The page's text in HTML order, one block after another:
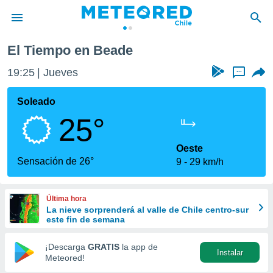
de
por
que se
calidad.
a este
las
y
forma
digital
basada
El Tiempo en Beade
19:25 Jueves ...
Soleado
25°
Sensación de 26°
Oeste
9
29 km/h
Última hora
La nieve sorprenderá al valle de Chile centro-sur
este fin de semana
¡Descarga GRATIS la app de
Meteored!
Instalar